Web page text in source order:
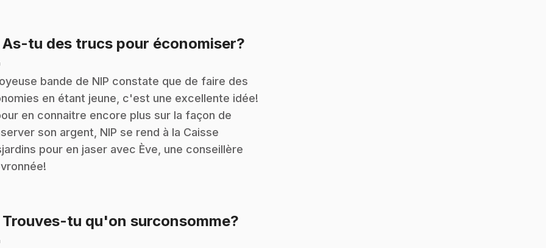
As-tu des trucs pour économiser?
bande de NIP constate que de faire des
en étant jeune, c'est une excellente idée!
en connaitre encore plus sur la façon de
son argent, NIP se rend à la Caisse
pour en jaser avec Ève, une conseillère
Trouves-tu qu'on surconsomme?